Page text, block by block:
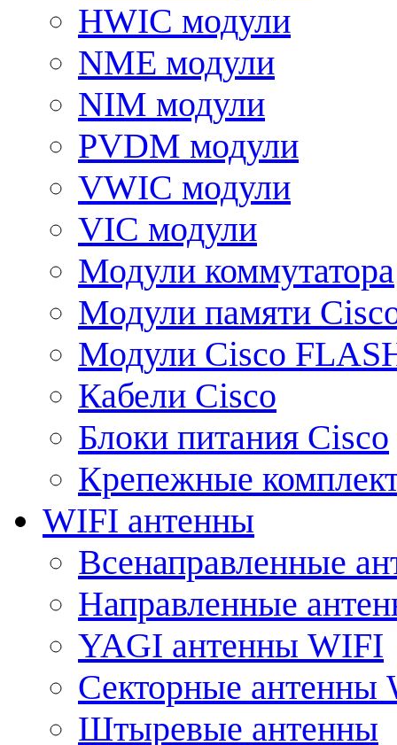
HWIC модули
NME модули
NIM модули
PVDM модули
VWIC модули
VIC модули
Модули коммутатора
Модули памяти
Модули Cisco
Кабели Cisco
Блоки питания Cisco
Крепежные
WIFI антенны
Всенаправленные
Направленные
YAGI антенны WIFI
Секторные антенны
Штыревые антенны